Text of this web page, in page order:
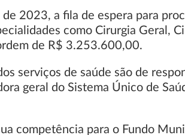
2023, a fila de espera para
como Cirurgia Geral,
de R$ 3.253.600,00.
serviços de saúde são de
geral do Sistema Único de
competência para o Fundo